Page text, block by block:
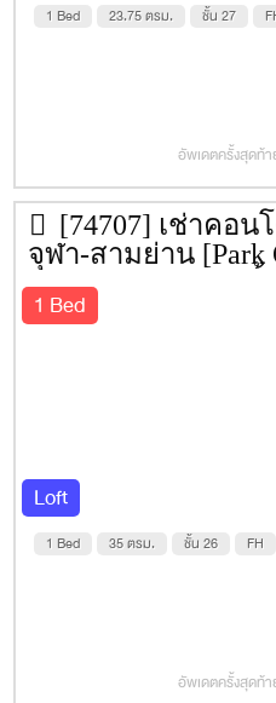
1 Bed 23.75 ตรม. ชั้น 27
อัพเดตครั้งสุดท้
[74707] เช่าคอ
จุฬา-สามย่าน [Park
Samyan] 35 ตรม. ชั้น
1 Bed
Loft
1 Bed 35 ตรม. ชั้น 26 FH
อัพเดตครั้งสุดท้